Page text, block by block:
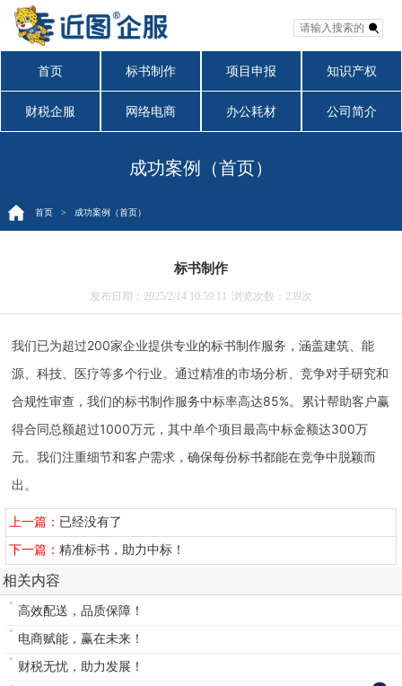
首页 标书制作 项目申报 知识产权
财税企服 网络电商 办公耗材 公司简介
成功案例（首页）
首页> 成功案例（首页）
标书制作
发布日期：2025/2/14 10:59:11 浏览次数： 239次
我们已为超过200家企业提供专业的标书制作服务，涵盖建筑、能
源、科技、医疗等多个行业。通过精准的市场分析、竞争对手研究和
合规性审查，我们的标书制作服务中标率高达85%。累计帮助客户赢
得合同总额超过1000万元，其中单个项目最高中标金额达300万
元。我们注重细节和客户需求，确保每份标书都能在竞争中脱颖而
出。
上一篇： 已经没有了
下一篇：精准标书，助力中标！
相关内容
高效配送，品质保障！
电商赋能，赢在未来！
财税无忧，助力发展！